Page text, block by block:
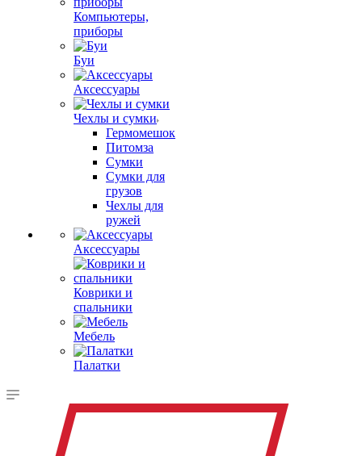
Компьютеры,
приборы
Буи
Аксессуары
Чехлы и сумки
Гермомешок
Питомза
Сумки
Сумки для
грузов
Чехлы для
ружей
Аксессуары
Коврики и
спальники
Мебель
Палатки